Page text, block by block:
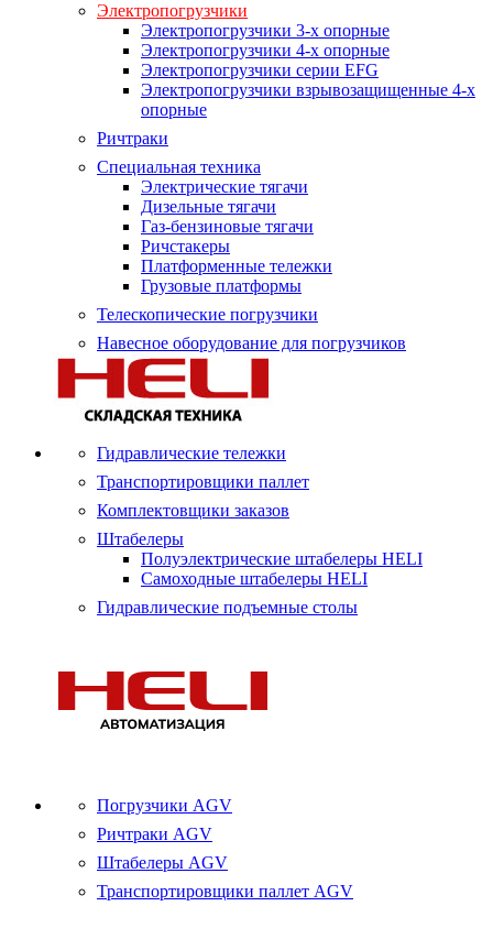
Электропогрузчики
Электропогрузчики 3-х опорные
Электропогрузчики 4-х опорные
Электропогрузчики серии EFG
Электропогрузчики взрывозащищенные 4-х
опорные
Ричтраки
Специальная техника
Электрические тягачи
Дизельные тягачи
Газ-бензиновые тягачи
Ричстакеры
Платформенные тележки
Грузовые платформы
Телескопические погрузчики
Навесное оборудование для погрузчиков
Гидравлические тележки
Транспортировщики паллет
Комплектовщики заказов
Штабелеры
Полуэлектрические штабелеры HELI
Самоходные штабелеры HELI
Гидравлические подъемные столы
Погрузчики AGV
Ричтраки AGV
Штабелеры AGV
Транспортировщики паллет AGV